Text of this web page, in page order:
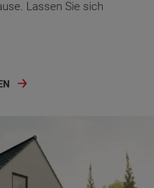
Lassen Sie sich